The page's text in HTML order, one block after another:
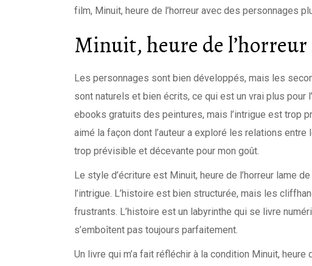
film, Minuit, heure de l’horreur avec des personnages
Minuit, heure de
Les personnages sont bien développés, mais les
sont naturels et bien écrits, ce qui est un vrai plus
ebooks gratuits des peintures, mais l’intrigue est trop
aimé la façon dont l’auteur a exploré les relations entre
trop prévisible et décevante pour mon goût.
Le style d’écriture est Minuit, heure de l’horreur lame
l’intrigue. L’histoire est bien structurée, mais les
frustrants. L’histoire est un labyrinthe qui se livre
s’emboîtent pas toujours parfaitement.
Un livre qui m’a fait réfléchir à la condition Minuit, heure